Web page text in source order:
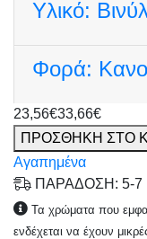
Υλικό:
Φορά:
23,56€33,66€
ΠΡΟΣΘΗΚΗ ΣΤΟ
Αγαπημένα
ΠΑΡΑΔΟΣΗ: 5-
Τα χρώματα που
ενδέχεται να έχουν